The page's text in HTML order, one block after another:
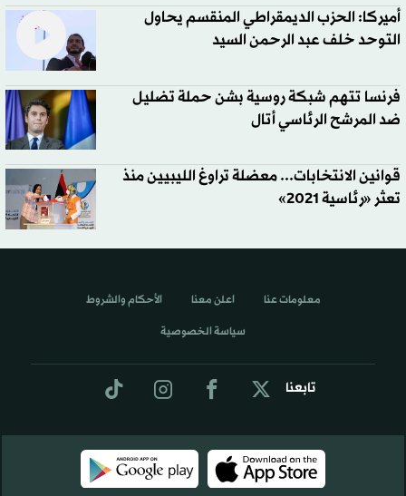
أميركا: الحزب الديمقراطي المنقسم يحاول
التوحد خلف عبد الرحمن السيد
فرنسا تتهم شبكة روسية بشن حملة تضليل
ضد المرشح الرئاسي أتال
قوانين الانتخابات... معضلة تراوغ الليبيين منذ
تعثر «رئاسية 2021»
تابعنا
معلومات عنا اعلن معنا الأحكام والشروط
سياسة الخصوصية